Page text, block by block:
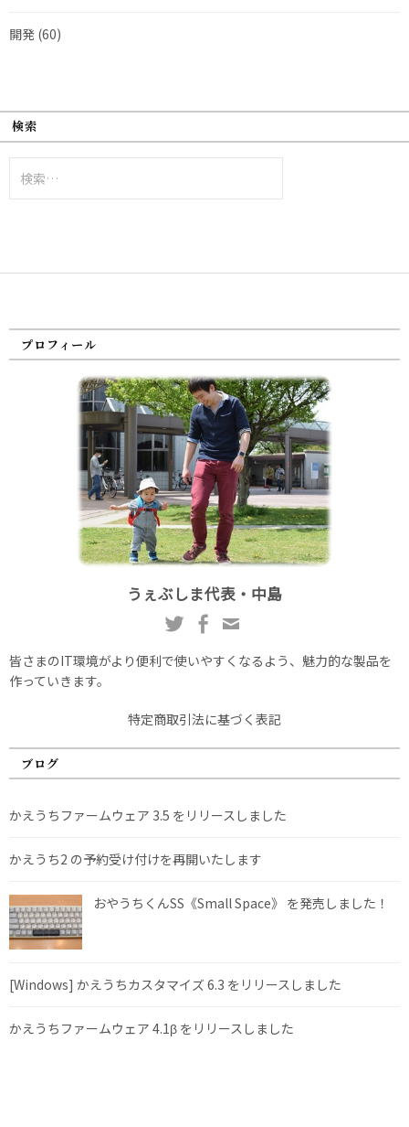
開発 (60)
検索
索:
プロフィール
うぇぶしま代表・中島
皆さまのIT環境がより便利で使いやすくなるよう、魅力的な製品を
作っていきます。
特定商取引法に基づく表記
ブログ
かえうちファームウェア 3.5 をリリースしました
かえうち2 の予約受け付けを再開いたします
おやうちくんSS《Small Space》 を発売しました！
[Windows] かえうちカスタマイズ 6.3 をリリースしました
かえうちファームウェア 4.1β をリリースしました